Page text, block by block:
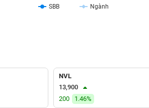
SBB Ngành
NVL
13,900
200
1.46%